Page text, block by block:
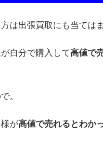
は出張買取にも当ては
自分で購入して高値で
。
が高値で売れるとわか